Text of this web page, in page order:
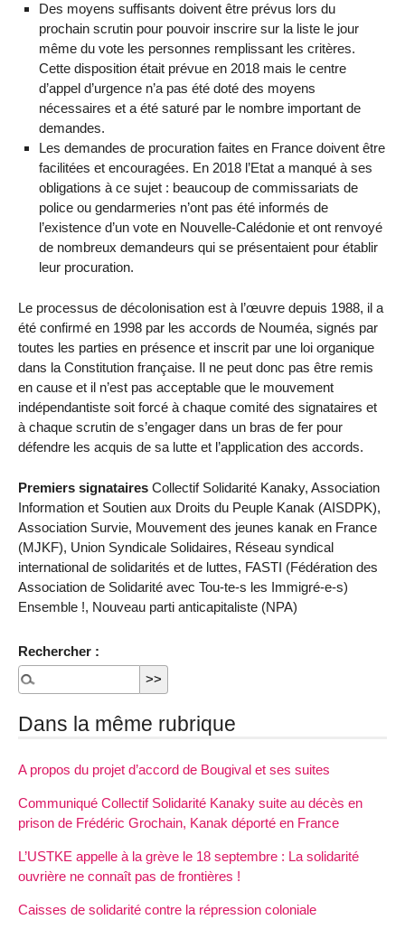
Des moyens suffisants doivent être prévus lors du
prochain scrutin pour pouvoir inscrire sur la liste le jour
même du vote les personnes remplissant les critères.
Cette disposition était prévue en 2018 mais le centre
d’appel d’urgence n’a pas été doté des moyens
nécessaires et a été saturé par le nombre important de
demandes.
Les demandes de procuration faites en France doivent être
facilitées et encouragées. En 2018 l’Etat a manqué à ses
obligations à ce sujet : beaucoup de commissariats de
police ou gendarmeries n’ont pas été informés de
l’existence d’un vote en Nouvelle-Calédonie et ont renvoyé
de nombreux demandeurs qui se présentaient pour établir
leur procuration.
Le processus de décolonisation est à l’œuvre depuis 1988, il a
été confirmé en 1998 par les accords de Nouméa, signés par
toutes les parties en présence et inscrit par une loi organique
dans la Constitution française. Il ne peut donc pas être remis
en cause et il n’est pas acceptable que le mouvement
indépendantiste soit forcé à chaque comité des signataires et
à chaque scrutin de s’engager dans un bras de fer pour
défendre les acquis de sa lutte et l’application des accords.
Premiers signataires Collectif Solidarité Kanaky, Association
Information et Soutien aux Droits du Peuple Kanak (AISDPK),
Association Survie, Mouvement des jeunes kanak en France
(MJKF), Union Syndicale Solidaires, Réseau syndical
international de solidarités et de luttes, FASTI (Fédération des
Association de Solidarité avec Tou-te-s les Immigré-e-s)
Ensemble !, Nouveau parti anticapitaliste (NPA)
Rechercher :
Dans la même rubrique
A propos du projet d’accord de Bougival et ses suites
Communiqué Collectif Solidarité Kanaky suite au décès en
prison de Frédéric Grochain, Kanak déporté en France
L’USTKE appelle à la grève le 18 septembre : La solidarité
ouvrière ne connaît pas de frontières !
Caisses de solidarité contre la répression coloniale